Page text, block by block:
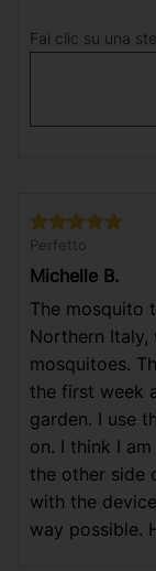
Fai clic su una
Perfetto
Michelle B.
The mosquito
Northern Italy,
mosquitoes.
the first week
garden. I use
on. I think I
the other side
with the
way possible.